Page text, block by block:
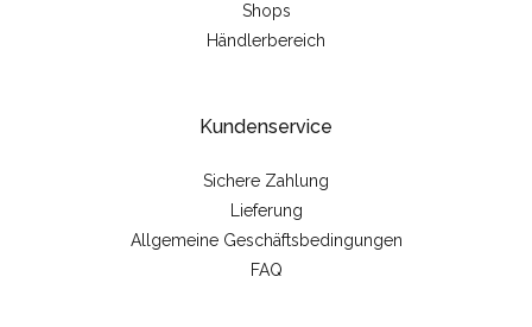
Shops
Händlerbereich
Kundenservice
Sichere Zahlung
Lieferung
Allgemeine Geschäftsbedingungen
FAQ